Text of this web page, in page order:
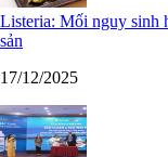
Listeria: Mối nguy sinh
sản
17/12/2025